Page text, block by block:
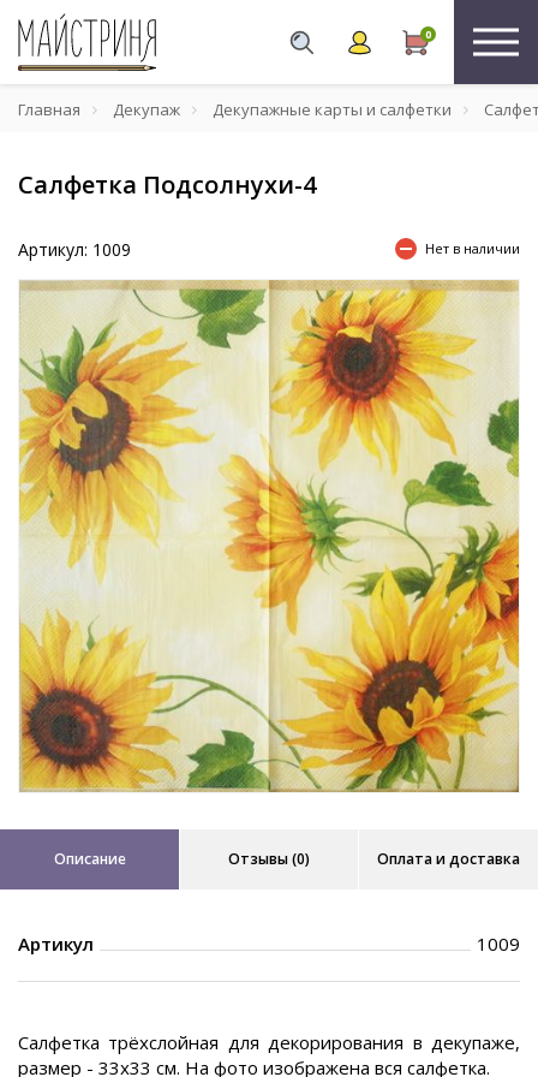
0
Главная Декупаж Декупажные карты и салфетки
Салфетка Подсолнухи-4
Артикул: 1009 Нет в наличии
Описание Отзывы (0) Оплата и доставка
Артикул 1009
Салфетка трёхслойная для декорирования в декупаже,
размер - 33х33 см. На фото изображена вся салфетка.